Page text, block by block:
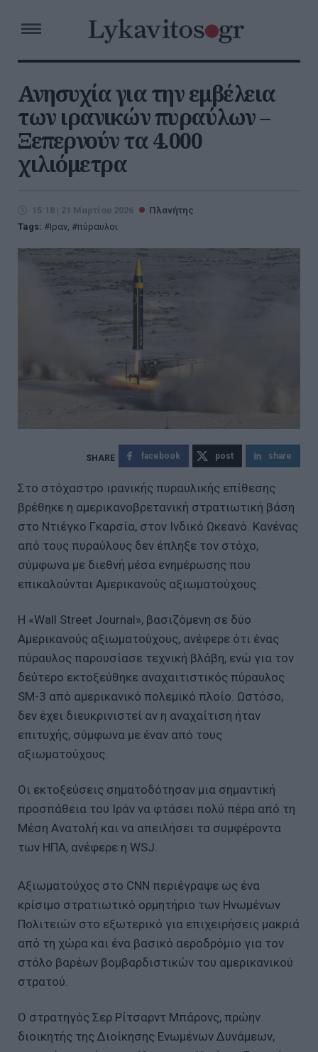
Ανησυχία για την εμβέλεια
των ιρανικών πυραύλων –
Ξεπερνούν τα 4.000
χιλιόμετρα
15:18 | 21 Μαρτίου 2026
Πλανήτης
Tags:
Ιραν, πύραυλοι
facebook post share
Στο στόχαστρο ιρανικής πυραυλικής επίθεσης
βρέθηκε η αμερικανοβρετανική στρατιωτική βάση
στο Ντιέγκο Γκαρσία, στον Ινδικό Ωκεανό. Κανένας
από τους πυραύλους δεν έπληξε τον στόχο,
σύμφωνα με διεθνή μέσα ενημέρωσης που
επικαλούνται Αμερικανούς αξιωματούχους.
Η «Wall Street Journal», βασιζόμενη σε δύο
Αμερικανούς αξιωματούχους, ανέφερε ότι ένας
πύραυλος παρουσίασε τεχνική βλάβη, ενώ για τον
δεύτερο εκτοξεύθηκε αναχαιτιστικός πύραυλος
SM-3 από αμερικανικό πολεμικό πλοίο. Ωστόσο,
δεν έχει διευκρινιστεί αν η αναχαίτιση ήταν
επιτυχής, σύμφωνα με έναν από τους
αξιωματούχους.
Οι εκτοξεύσεις σηματοδότησαν μια σημαντική
προσπάθεια του Ιράν να φτάσει πολύ πέρα από τη
Μέση Ανατολή και να απειλήσει τα συμφέροντα
των ΗΠΑ, ανέφερε η WSJ.
Αξιωματούχος στο CNN περιέγραψε ως ένα
κρίσιμο στρατιωτικό ορμητήριο των Ηνωμένων
Πολιτειών στο εξωτερικό για επιχειρήσεις μακριά
από τη χώρα και ένα βασικό αεροδρόμιο για τον
στόλο βαρέων βομβαρδιστικών του αμερικανικού
στρατού.
Ο στρατηγός Σερ Ρίτσαρντ Μπάρονς, πρώην
διοικητής της Διοίκησης Ενωμένων Δυνάμεων,